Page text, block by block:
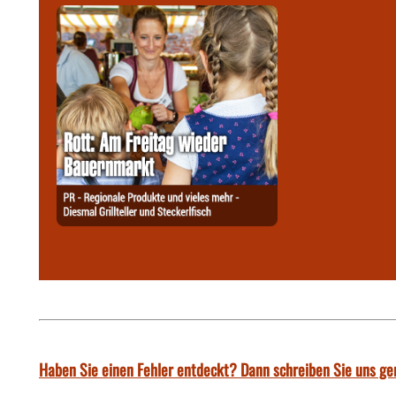
Haben Sie einen Fehler entdeckt? Dann schreiben Sie uns